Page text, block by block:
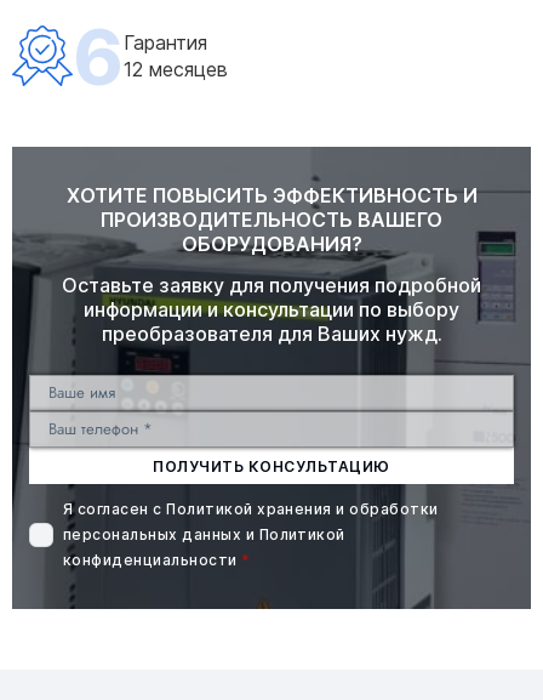
6 Гарантия
12 месяцев
ХОТИТЕ ПОВЫСИТЬ ЭФФЕКТИВНОСТЬ И
ПРОИЗВОДИТЕЛЬНОСТЬ ВАШЕГО
ОБОРУДОВАНИЯ?
Оставьте заявку для получения подробной
информации и консультации по выбору
преобразователя для Ваших нужд.
ПОЛУЧИТЬ КОНСУЛЬТАЦИЮ
Я согласен сПолитикой хранения и обработки
персональных данных и Политикой
конфиденциальности *